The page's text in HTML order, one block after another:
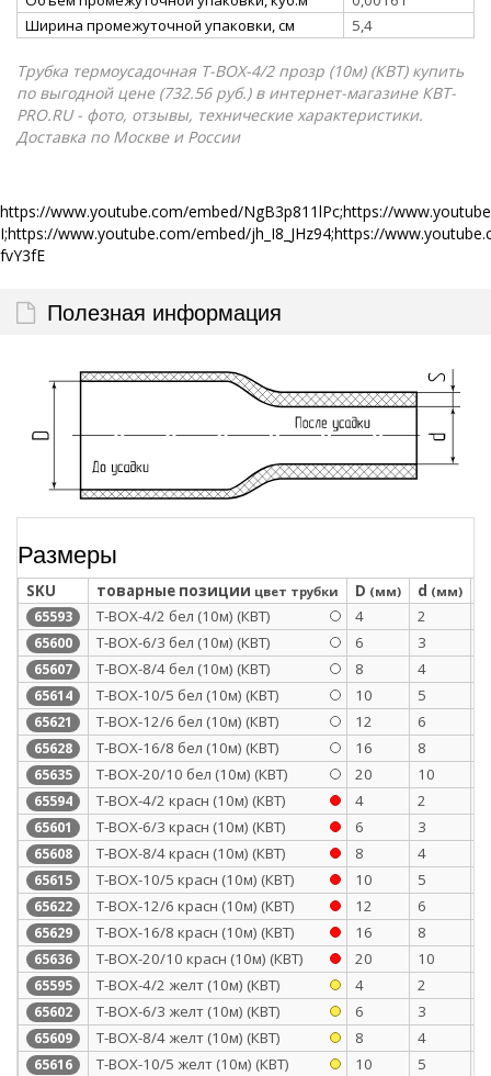
Ширина промежуточной упаковки, см
5,4
Трубка термоусадочная T-BOX-4/2 прозр (10м) (КВТ) купить
по выгодной цене (732.56 руб.) в интернет-магазине КВТ-
PRO.RU - фото, отзывы, технические характеристики.
Доставка по Москве и России
https://www.youtube.com/embed/NgB3p811lPc;https://
I;https://www.youtube.com/embed/jh_I8_JHz94;https://
fvY3fE
Полезная информация
Размеры
SKU товарные позиции цвет трубки D (мм) d (мм)
65593 Т-BOX-4/2 бел (10м) (КВТ) 4 2
65600 Т-BOX-6/3 бел (10м) (КВТ) 6 3
65607 Т-BOX-8/4 бел (10м) (КВТ) 8 4
65614 Т-BOX-10/5 бел (10м) (КВТ) 10 5
65621 Т-BOX-12/6 бел (10м) (КВТ) 12 6
65628 Т-BOX-16/8 бел (10м) (КВТ) 16 8
65635 Т-BOX-20/10 бел (10м) (КВТ) 20 10
65594 Т-BOX-4/2 красн (10м) (КВТ) 4 2
65601 Т-BOX-6/3 красн (10м) (КВТ) 6 3
65608 Т-BOX-8/4 красн (10м) (КВТ) 8 4
65615 Т-BOX-10/5 красн (10м) (КВТ) 10 5
65622 Т-BOX-12/6 красн (10м) (КВТ) 12 6
65629 Т-BOX-16/8 красн (10м) (КВТ) 16 8
65636 Т-BOX-20/10 красн (10м) (КВТ) 20 10
65595 Т-BOX-4/2 желт (10м) (КВТ) 4 2
65602 Т-BOX-6/3 желт (10м) (КВТ) 6 3
65609 Т-BOX-8/4 желт (10м) (КВТ) 8 4
65616 Т-BOX-10/5 желт (10м) (КВТ) 10 5